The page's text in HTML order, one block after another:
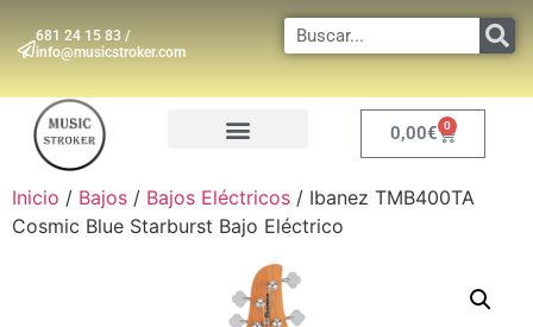
681 24 15 83 /
info@musicstroker.com
0,00€ 0
Inicio / Bajos / Bajos Eléctricos / Ibanez TMB400TA
Cosmic Blue Starburst Bajo Eléctrico